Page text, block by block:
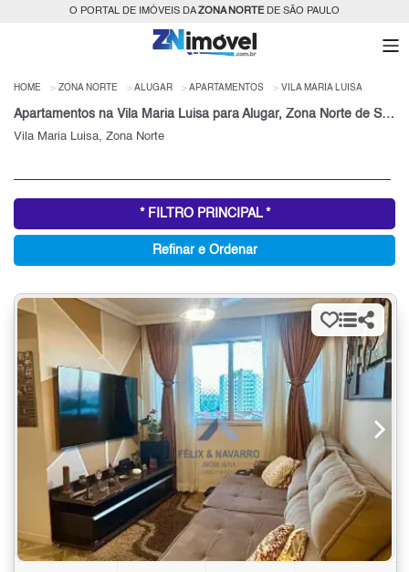
O PORTAL DE IMÓVEIS DAZONA NORTEDE SÃO PAULO
HOME ZONA NORTE ALUGAR APARTAMENTOS VILA MARIA LUISA
Apartamentos na Vila Maria Luisa para Alugar, Zona Norte de São Paulo, SP
Vila Maria Luisa, Zona Norte
* FILTRO PRINCIPAL *
Refinar e Ordenar